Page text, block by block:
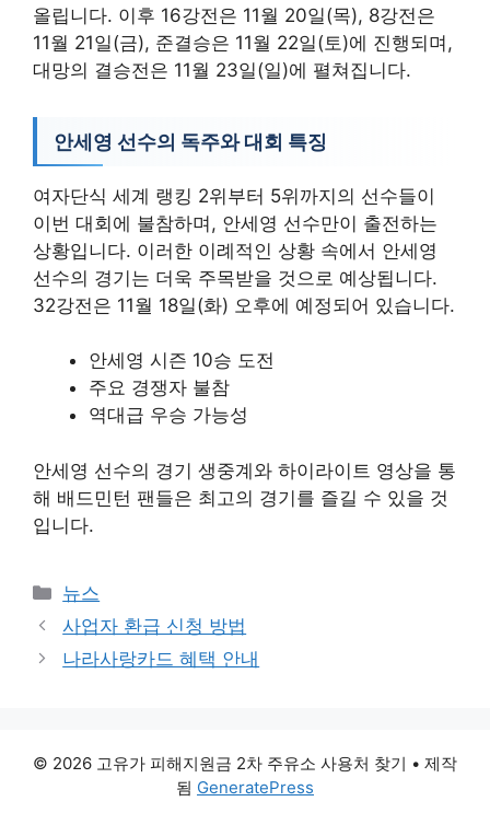
올립니다. 이후 16강전은 11월 20일(목), 8강전은
11월 21일(금), 준결승은 11월 22일(토)에 진행되며,
대망의 결승전은 11월 23일(일)에 펼쳐집니다.
안세영 선수의 독주와 대회 특징
여자단식 세계 랭킹 2위부터 5위까지의 선수들이
이번 대회에 불참하며, 안세영 선수만이 출전하는
상황입니다. 이러한 이례적인 상황 속에서 안세영
선수의 경기는 더욱 주목받을 것으로 예상됩니다.
32강전은 11월 18일(화) 오후에 예정되어 있습니다.
안세영 시즌 10승 도전
주요 경쟁자 불참
역대급 우승 가능성
안세영 선수의 경기 생중계와 하이라이트 영상을 통
해 배드민턴 팬들은 최고의 경기를 즐길 수 있을 것
입니다.
카
테
고
리
뉴스
사업자 환급 신청 방법
나라사랑카드 혜택 안내
© 2026 고유가 피해지원금 2차 주유소 사용처 찾기 • 제작
됨 GeneratePress